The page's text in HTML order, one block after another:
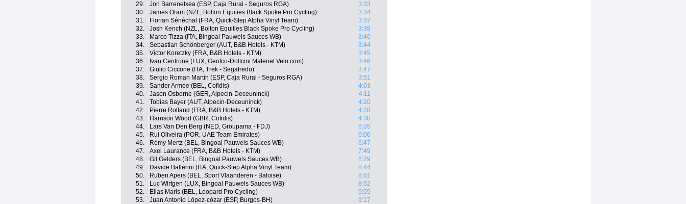
29.
Jon Barrenetxea (ESP, Caja Rural - Seguros RGA)
3:33
30.
James Oram (NZL, Bolton Equities Black Spoke Pro Cycling)
3:34
31.
Florian Sénéchal (FRA, Quick-Step Alpha Vinyl Team)
3:37
32.
Josh Kench (NZL, Bolton Equities Black Spoke Pro Cycling)
3:38
33.
Marco Tizza (ITA, Bingoal Pauwels Sauces WB)
3:40
34.
Sebastian Schönberger (AUT, B&B Hotels - KTM)
3:44
35.
Victor Koretzky (FRA, B&B Hotels - KTM)
3:45
36.
Ivan Centrone (LUX, Geofco-Doltcini Materiel Velo.com)
3:46
37.
Giulio Ciccone (ITA, Trek - Segafredo)
3:47
38.
Sergio Roman Martín (ESP, Caja Rural - Seguros RGA)
3:51
39.
Sander Armée (BEL, Cofidis)
4:03
40.
Jason Osborne (GER, Alpecin-Deceuninck)
4:11
41.
Tobias Bayer (AUT, Alpecin-Deceuninck)
4:20
42.
Pierre Rolland (FRA, B&B Hotels - KTM)
4:28
43.
Harrison Wood (GBR, Cofidis)
4:30
44.
Lars Van Den Berg (NED, Groupama - FDJ)
6:05
45.
Rui Oliveira (POR, UAE Team Emirates)
6:06
46.
Rémy Mertz (BEL, Bingoal Pauwels Sauces WB)
6:47
47.
Axel Laurance (FRA, B&B Hotels - KTM)
7:49
48.
Gil Gelders (BEL, Bingoal Pauwels Sauces WB)
8:29
49.
Davide Ballerini (ITA, Quick-Step Alpha Vinyl Team)
8:44
50.
Ruben Apers (BEL, Sport Vlaanderen - Baloise)
8:51
51.
Luc Wirtgen (LUX, Bingoal Pauwels Sauces WB)
8:52
52.
Elias Maris (BEL, Leopard Pro Cycling)
9:05
53.
Juan Antonio López-cózar (ESP, Burgos-BH)
9:17